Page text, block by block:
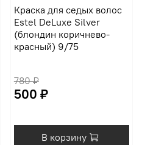
Краска для седых волос
Estel DeLuxe Silver
(блондин коричнево-
красный) 9/75
780 ₽
500 ₽
В корзину